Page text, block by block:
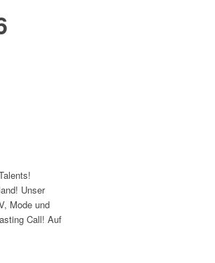
Unser
Mode und
Call! Auf